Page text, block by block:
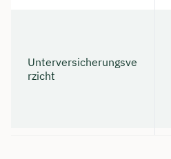
Unterversicherungsve
rzicht